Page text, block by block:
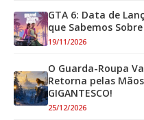
GTA 6: Data de
que Sabemos
19/11/2026
O Guarda-Roupa
Retorna pelas
GIGANTESCO!
25/12/2026